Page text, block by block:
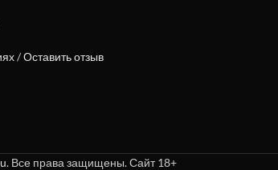
/Оставить отзыв
. Все права защищены. Сайт 18+